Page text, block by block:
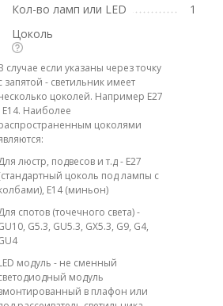
Кол-во ламп или LED
1
Цоколь
случае если указаны через точку
запятой - светильник имеет
цоколей. Например E27
E14. Наиболее
цоколями
люстр, подвесов и т.д - E27
цоколь под лампы с
E14 (миньон)
спотов (точечного света) -
G5.3, GU5.3, GX5.3, G9, G4,
модуль - не сменный
модуль
в плафон или